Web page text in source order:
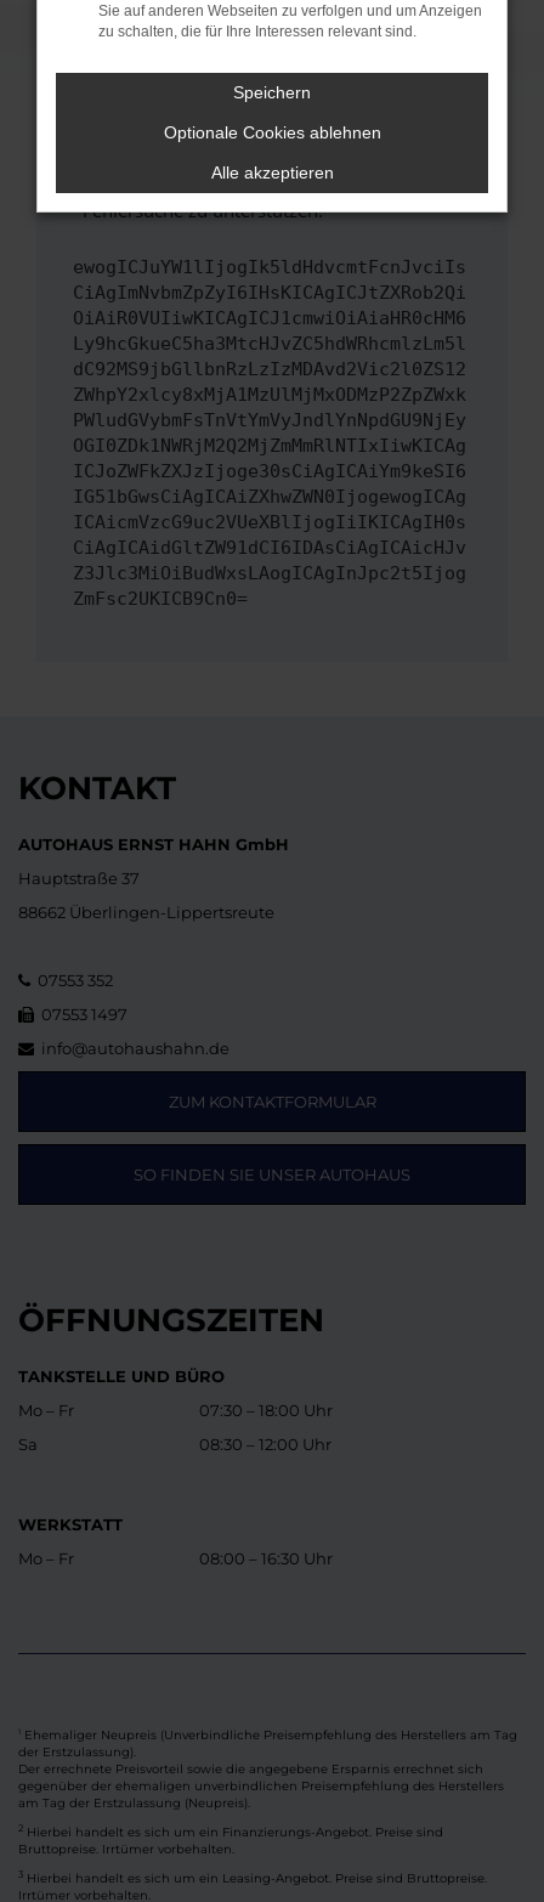
führen, dass bestimmte Funktionen nicht mehr
unterstützt werden.
Wende dich an den Webseitenbetreiber.
Wenn du alle oben genannten Schritte versucht
hast, kontaktiere uns bitte. Wir werden
uns diesen Text schicken, um uns bei der
Fehlersuche zu unterstützen:
ewogICJuYW1lIjogIk5ldHdvcmtFcnJvciIs
CiAgImNvbmZpZyI6IHsKICAgICJtZXRob2Qi
OiAiR0VUIiwKICAgICJ1cmwiOiAiaHR0cHM6
Ly9hcGkueC5ha3MtcHJvZC5hdWRhcmlzLm5l
dC92MS9jbGllbnRzLzIzMDAvd2Vic2l0ZS12
ZWhpY2xlcy8xMjA1MzUlMjMxODMzP2ZpZWxk
PWludGVybmFsTnVtYmVyJndlYnNpdGU9NjEy
OGI0ZDk1NWRjM2Q2MjZmMmRlNTIxIiwKICAg
ICJoZWFkZXJzIjoge30sCiAgICAiYm9keSI6
IG51bGwsCiAgICAiZXhwZWN0IjogewogICAg
ICAicmVzcG9uc2VUeXBlIjogIiIKICAgIH0s
CiAgICAidGltZW91dCI6IDAsCiAgICAicHJv
Z3Jlc3MiOiBudWxsLAogICAgInJpc2t5Ijog
ZmFsc2UKICB9Cn0=
KONTAKT
AUTOHAUS ERNST HAHN GmbH
Hauptstraße 37
88662 Überlingen-Lippertsreute
07553 352
07553 1497
info@autohaushahn.de
ZUM KONTAKTFORMULAR
SO FINDEN SIE UNSER AUTOHAUS
ÖFFNUNGSZEITEN
TANKSTELLE UND BÜRO
Mo – Fr
Sa
07:30 – 18:00 Uhr
08:30 – 12:00 Uhr
WERKSTATT
Mo – Fr
08:00 – 16:30 Uhr
Ehemaliger Neupreis (Unverbindliche Preisempfehlung des Herstellers am Tag
der Erstzulassung).
Der errechnete Preisvorteil sowie die angegebene Ersparnis errechnet sich
gegenüber der ehemaligen unverbindlichen Preisempfehlung des Herstellers
am Tag der Erstzulassung (Neupreis).
2 Hierbei handelt es sich um ein Finanzierungs-Angebot. Preise sind
Bruttopreise. Irrtümer vorbehalten.
3 Hierbei handelt es sich um ein Leasing-Angebot. Preise sind Bruttopreise.
Irrtümer vorbehalten.
Sie auf anderen Webseiten zu verfolgen und um Anzeigen
zu schalten, die für Ihre Interessen relevant sind.
Speichern
Optionale Cookies ablehnen
Alle akzeptieren